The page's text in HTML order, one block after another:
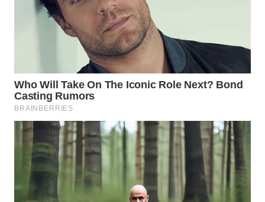
WN
WN
MALUT
WN
DAIRI
WN
DANAU